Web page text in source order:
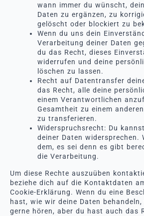
wann immer du wünscht,
Daten zu ergänzen, zu
gelöscht oder blockiert zu
Wenn du uns dein
Verarbeitung deiner Daten
du das Recht, dieses
widerrufen und deine
löschen zu lassen.
Recht auf Datentransfer
das Recht, alle deine
einem Verantwortlichen
Gesamtheit zu einem
zu transferieren.
Widerspruchsrecht: Du
deiner Daten widersprechen.
dem, es sei denn es gibt
die Verarbeitung.
Um diese Rechte auszuüben
beziehe dich auf die Kontaktdaten
Cookie-Erklärung. Wenn du eine
hast, wie wir deine Daten
gerne hören, aber du hast auch das